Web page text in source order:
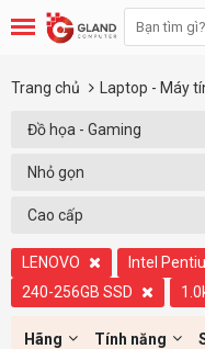
Trang chủ Laptop - Máy
Đồ họa - Gaming
Nhỏ gọn
Cao cấp
LENOVO Intel
240-256GB SSD
Hãng Tính năng